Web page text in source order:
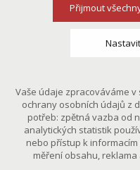
Přijmout
Nastavit
nutná pro
udržení kontextu
případná přihlášení,
Volitelná cookies
analytická pro
Vaše údaje zpracováváme
ochrany osobních údajů z
potřeb: zpětná vazba od
analytických statistik
nebo přístup k
měření obsahu,